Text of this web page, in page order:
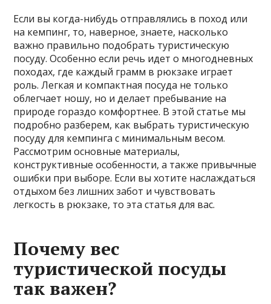
Если вы когда-нибудь отправлялись в поход или
на кемпинг, то, наверное, знаете, насколько
важно правильно подобрать туристическую
посуду. Особенно если речь идет о многодневных
походах, где каждый грамм в рюкзаке играет
роль. Легкая и компактная посуда не только
облегчает ношу, но и делает пребывание на
природе гораздо комфортнее. В этой статье мы
подробно разберем, как выбрать туристическую
посуду для кемпинга с минимальным весом.
Рассмотрим основные материалы,
конструктивные особенности, а также привычные
ошибки при выборе. Если вы хотите наслаждаться
отдыхом без лишних забот и чувствовать
легкость в рюкзаке, то эта статья для вас.
Почему вес
туристической посуды
так важен?